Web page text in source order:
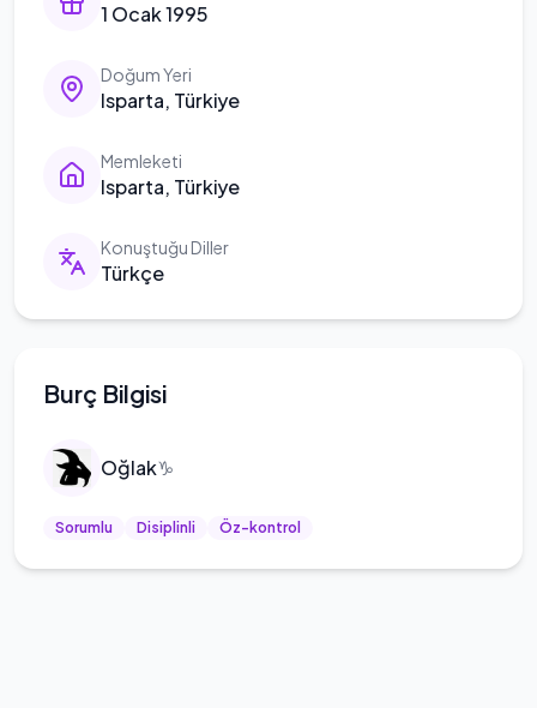
1 Ocak 1995
Doğum Yeri
Isparta, Türkiye
Memleketi
Isparta, Türkiye
Konuştuğu Diller
Türkçe
Burç Bilgisi
Oğlak♑
Sorumlu Disiplinli Öz-kontrol